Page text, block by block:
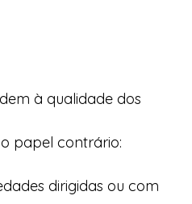
à qualidade dos
papel contrário:
dirigidas ou com